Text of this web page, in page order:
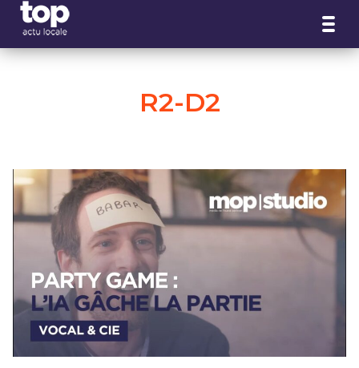
R2-D2
Panneau de gestion des cookies